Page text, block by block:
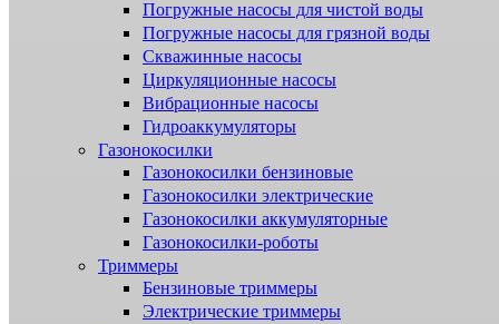
Погружные насосы для чистой воды
Погружные насосы для грязной воды
Скважинные насосы
Циркуляционные насосы
Вибрационные насосы
Гидроаккумуляторы
Газонокосилки
Газонокосилки бензиновые
Газонокосилки электрические
Газонокосилки аккумуляторные
Газонокосилки-роботы
Триммеры
Бензиновые триммеры
Электрические триммеры